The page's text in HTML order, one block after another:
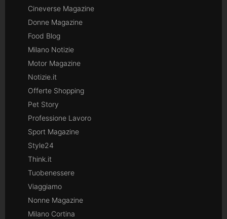
Cineverse Magazine
Donne Magazine
Food Blog
Milano Notizie
Motor Magazine
Notizie.it
Offerte Shopping
Pet Story
Professione Lavoro
Sport Magazine
Style24
Think.it
Tuobenessere
Viaggiamo
Nonne Magazine
Milano Cortina